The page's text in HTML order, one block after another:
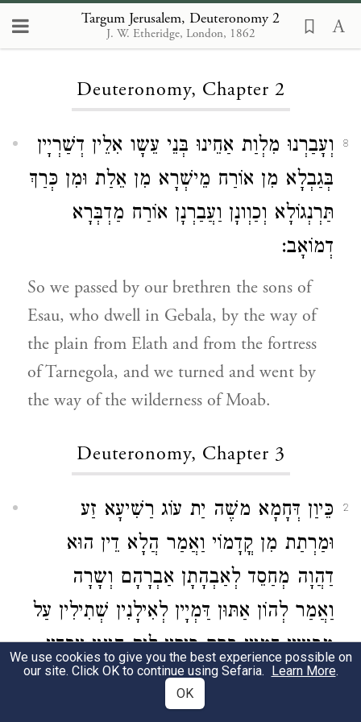
Targum Jerusalem, Deuteronomy 2
J. W. Etheridge, London, 1862
Loading...
Deuteronomy, Chapter 2
8
וְעָבַרְנוּ מִלְוַת אַחֵינוּ בְּנֵי עֵשָו אִלֵין דְשַׁרְיָין
בְּגַבְלָא מִן אוֹרַח מֵישְׁרָא מִן אֵלַת וּמִן כְּרַךְ
תַּרְנְגוֹלָא וְכַוְונָן וַעֲבַרְנָן אוֹרַח מַדְבְּרָא
דְמוֹאָב:
So we passed by our brethren the sons of
Esau, who dwell in Gebala, by the way of
the plain from Elath and from the fortress
of Tarnegola, and we turned and went by
the way of the wilderness of Moab.
Deuteronomy, Chapter 3
2
כֵּיוַן דְּחָמָא משֶׁה יַת עוֹג רַשִׁיעָא זַע
וּמַרְתַת מִן קֳדָמוֹי וַאֲמַר הֲלָא דֵין הוּא
דַהֲוָה מְחַסֵד לְאַבְהָתָן אַבְרָהָם וְשָרָה
וַאֲמַר לְהוֹן אַתּוּן דַּמְיָין לְאִילָנִין שְׁתִילִין עַל
מַבּוּעִין דְּמַיָין בְּרַם פֵּירִין לֵית הִינוּן עַבְדִין
בְּגִין כֵּן אַמְתִּין לֵיהּ קוּדְשָׁא בְּרִיךְ הוּא יְהֵי
שְׁמֵיהּ מְשַׁבַּח אַחְיָיא יָתֵיהּ שְׁנִין סַגִּיאִין מִן
We use cookies to give you the best experience possible on
our site. Click OK to continue using Sefaria. Learn More.
OK